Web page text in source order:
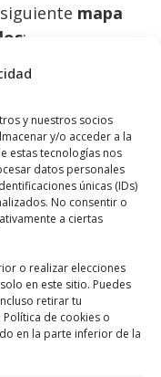
y nuestros socios
y/o acceder a la
estas tecnologías nos
datos personales
únicas (IDs)
No consentir o
a ciertas
o realizar elecciones
en este sitio. Puedes
retirar tu
de cookies o
en la parte inferior de la
mapa
:
cookies y
Platja De